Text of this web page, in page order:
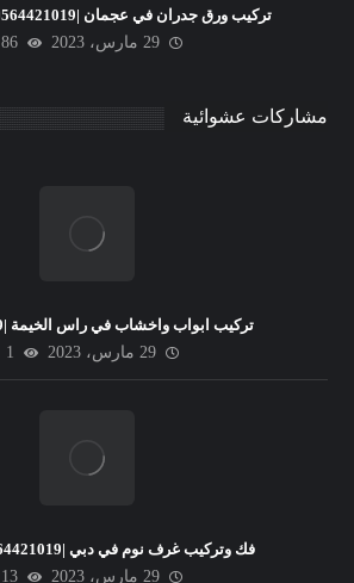
تركيب ورق جدران في عجمان |0564421019| الدرع الذهبي
29 مارس، 2023
86
مشاركات عشوائية
تركيب ابواب واخشاب في راس الخيمة |0564421019
29 مارس، 2023
1
فك وتركيب غرف نوم في دبي |0564421019| فك اثاث
29 مارس، 2023
13